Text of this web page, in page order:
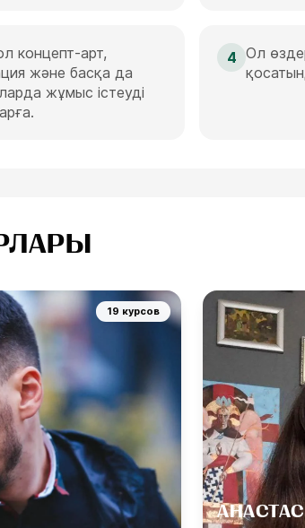
концепт-арт,
және басқа да
жұмыс істеуді
4 Ол
19 курсов